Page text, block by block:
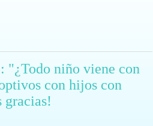
"¿Todo niño viene con
con hijos con
gracias!